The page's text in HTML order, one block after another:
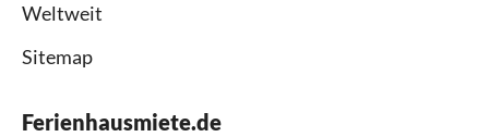
Weltweit
Sitemap
Ferienhausmiete.de